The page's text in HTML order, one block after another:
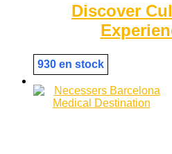
Discover
930 en stock